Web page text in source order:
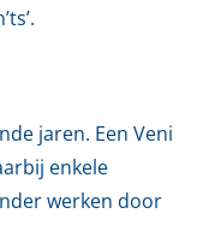
jaren. Een Veni
enkele
werken door